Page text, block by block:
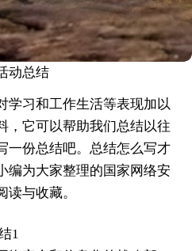
动总结
学习和工作生活等表现加以
，它可以帮助我们总结以往
一份总结吧。总结怎么写才
编为大家整理的国家网络安
与收藏。
1